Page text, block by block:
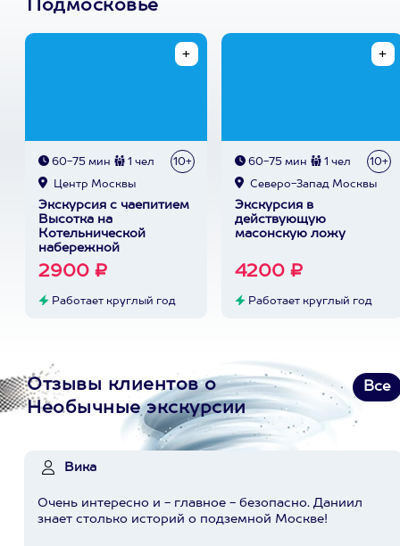
Подмосковье
60-75 мин 1 чел 10+
Центр Москвы
Экскурсия с чаепитием
Высотка на
Котельнической
набережной
2900 ₽
Работает круглый год
60-75 мин 1 чел 10+
Северо-Запад Москвы
Экскурсия в
действующую
масонскую ложу
4200 ₽
Работает круглый год
Отзывы клиентов о
Необычные экскурсии
Все
Вика
Очень интересно и - главное - безопасно. Даниил
знает столько историй о подземной Москве!